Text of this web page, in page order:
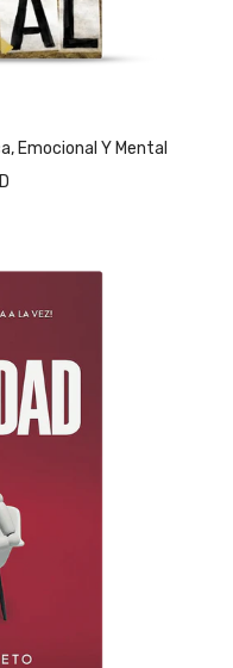
Emocional Y Mental